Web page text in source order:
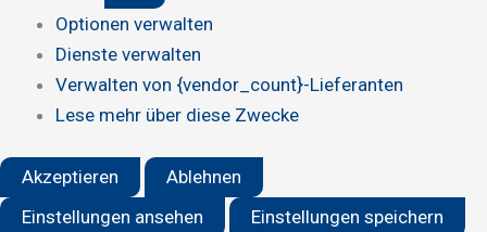
Optionen verwalten
Dienste verwalten
Verwalten von {vendor_count}-Lieferanten
Lese mehr über diese Zwecke
Akzeptieren
Ablehnen
Einstellungen ansehen
Einstellungen speichern